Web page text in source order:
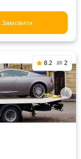
Замовити
8.2 2